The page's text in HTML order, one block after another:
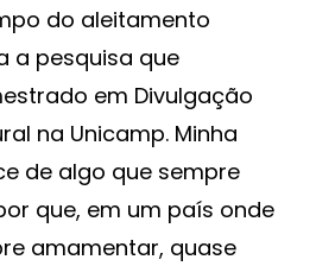
do aleitamento
a pesquisa que
em Divulgação
na Unicamp. Minha
de algo que sempre
que, em um país onde
amamentar, quase